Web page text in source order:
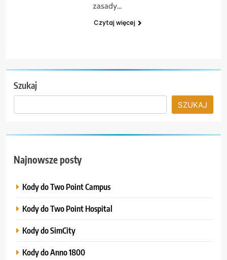
zasady…
Czytaj więcej
Szukaj
SZUKAJ
Najnowsze posty
Kody do Two Point Campus
Kody do Two Point Hospital
Kody do SimCity
Kody do Anno 1800